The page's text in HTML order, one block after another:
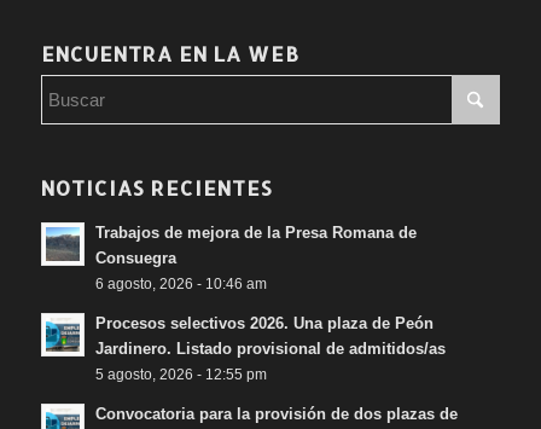
ENCUENTRA EN LA WEB
NOTICIAS RECIENTES
Trabajos de mejora de la Presa Romana de
Consuegra
6 agosto, 2026 - 10:46 am
Procesos selectivos 2026. Una plaza de Peón
Jardinero. Listado provisional de admitidos/as
5 agosto, 2026 - 12:55 pm
Convocatoria para la provisión de dos plazas de